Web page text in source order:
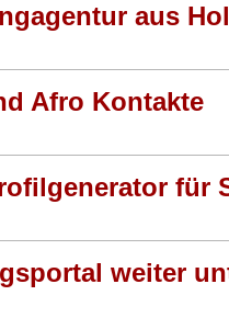
aus
Afro Kontakte
für
weiter